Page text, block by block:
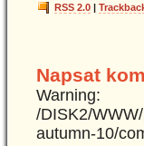
RSS 2.0 |
Napsat
/DISK2/
autumn-10/